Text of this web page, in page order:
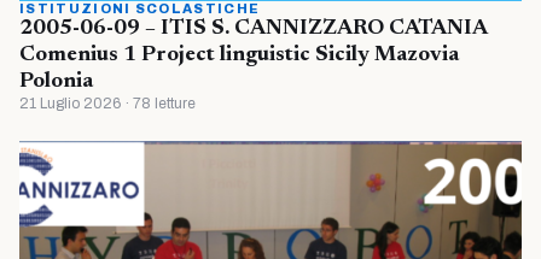
ISTITUZIONI SCOLASTICHE
2005-06-09 – ITIS S. CANNIZZARO CATANIA
Comenius 1 Project linguistic Sicily Mazovia
Polonia
21 Luglio 2026 · 78 letture